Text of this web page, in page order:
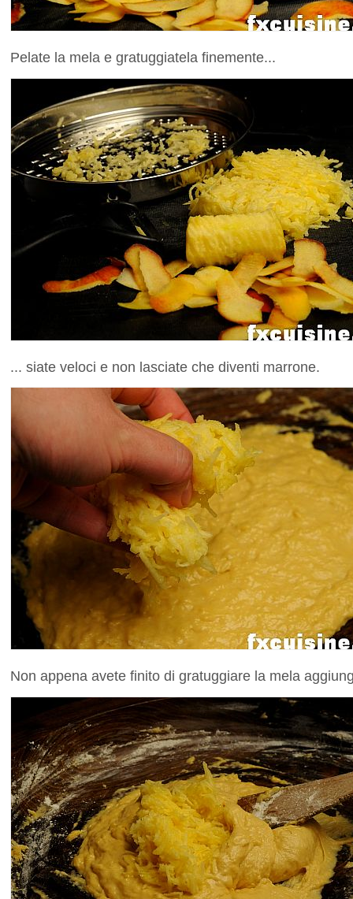
Pelate la mela e gratuggiatela finemente...
... siate veloci e non lasciate che diventi marrone.
Non appena avete finito di gratuggiare la mela